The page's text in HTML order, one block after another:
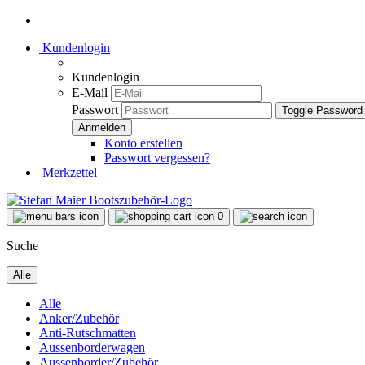
Kundenlogin
Kundenlogin
E-Mail
Passwort
Toggle
Konto erstellen
Passwort vergessen?
Merkzettel
0
Suche
Alle
Alle
Anker/Zubehör
Anti-Rutschmatten
Aussenborderwagen
Aussenborder/Zubehör